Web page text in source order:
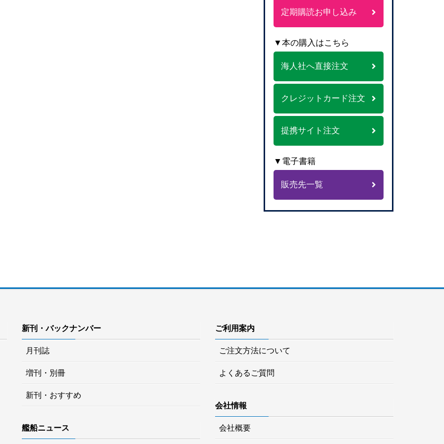
定期購読お申し込み
▼本の購入はこちら
海人社へ直接注文
クレジットカード注文
提携サイト注文
▼電子書籍
販売先一覧
新刊・バックナンバー
月刊誌
増刊・別冊
新刊・おすすめ
艦船ニュース
ご利用案内
ご注文方法について
よくあるご質問
会社情報
会社概要